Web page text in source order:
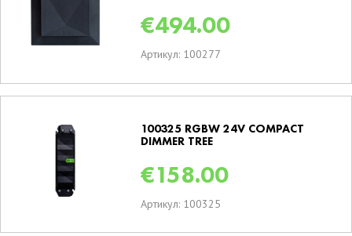
€494.00
Артикул: 100277
100325 RGBW 24V COMPACT
DIMMER TREE
€158.00
Артикул: 100325